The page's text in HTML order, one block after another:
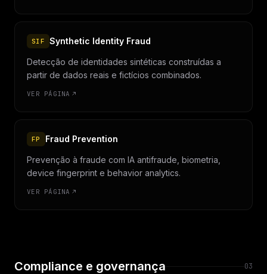
SIF Synthetic Identity Fraud
Detecção de identidades sintéticas construídas a
partir de dados reais e fictícios combinados.
VER PÁGINA
FP Fraud Prevention
Prevenção à fraude com IA antifraude, biometria,
device fingerprint e behavior analytics.
VER PÁGINA
Compliance e governança 03